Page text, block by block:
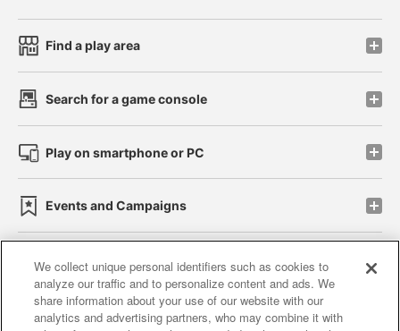
Find a play area
Search for a game console
Play on smartphone or PC
Events and Campaigns
Affiliate Sustainability site policy privacy policy
Web accessibility policy and verification results
We collect unique personal identifiers such as cookies to
analyze our traffic and to personalize content and ads. We
share information about your use of our website with our
analytics and advertising partners, who may combine it with